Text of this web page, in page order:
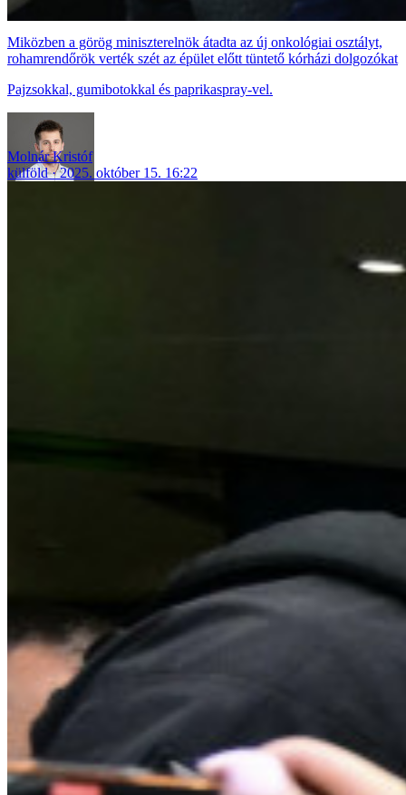
Miközben a görög miniszterelnök átadta az új onkológiai osztályt,
rohamrendőrök verték szét az épület előtt tüntető kórházi dolgozókat
Pajzsokkal, gumibotokkal és paprikaspray-vel.
Molnár Kristóf
külföld
2025. október 15. 16:22